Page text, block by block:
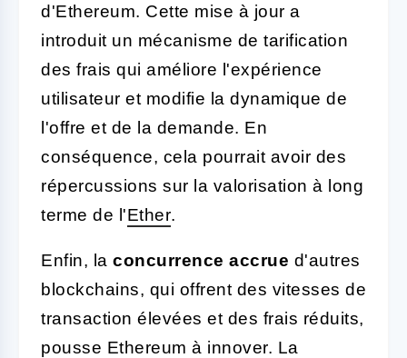
d'Ethereum. Cette mise à jour a
introduit un mécanisme de tarification
des frais qui améliore l'expérience
utilisateur et modifie la dynamique de
l'offre et de la demande. En
conséquence, cela pourrait avoir des
répercussions sur la valorisation à long
terme de l'Ether.
Enfin, la concurrence accrue d'autres
blockchains, qui offrent des vitesses de
transaction élevées et des frais réduits,
pousse Ethereum à innover. La